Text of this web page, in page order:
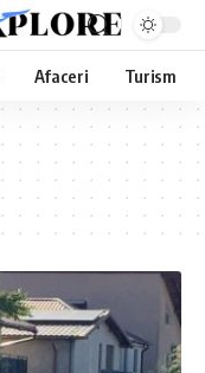
Afaceri Turism